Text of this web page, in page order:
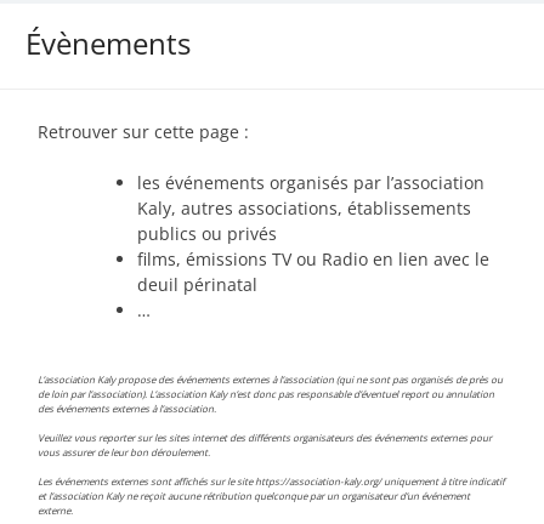
Évènements
Retrouver sur cette page :
les événements organisés par l’association
Kaly, autres associations, établissements
publics ou privés
films, émissions TV ou Radio en lien avec le
deuil périnatal
…
L’association Kaly propose des événements externes à l’association (qui ne sont pas organisés de près ou
de loin par l’association). L’association Kaly n’est donc pas responsable d’éventuel report ou annulation
des événements externes à l’association.
Veuillez vous reporter sur les sites internet des différents organisateurs des événements externes pour
vous assurer de leur bon déroulement.
Les événements externes sont affichés sur le site https://association-kaly.org/ uniquement à titre indicatif
et l’association Kaly ne reçoit aucune rétribution quelconque par un organisateur d’un événement
externe.